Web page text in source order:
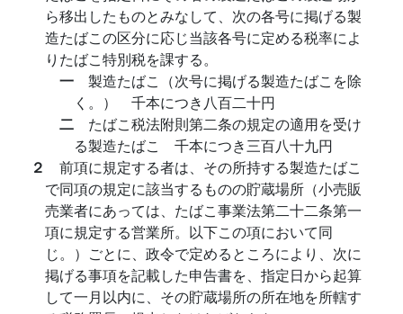
ら移出したものとみなして、次の各号に掲げる製
造たばこの区分に応じ当該各号に定める税率によ
りたばこ特別税を課する。
一 製造たばこ（次号に掲げる製造たばこを除
く。） 千本につき八百二十円
二 たばこ税法附則第二条の規定の適用を受け
る製造たばこ 千本につき三百八十九円
２ 前項に規定する者は、その所持する製造たばこ
で同項の規定に該当するものの貯蔵場所（小売販
売業者にあっては、たばこ事業法第二十二条第一
項に規定する営業所。以下この項において同
じ。）ごとに、政令で定めるところにより、次に
掲げる事項を記載した申告書を、指定日から起算
して一月以内に、その貯蔵場所の所在地を所轄す